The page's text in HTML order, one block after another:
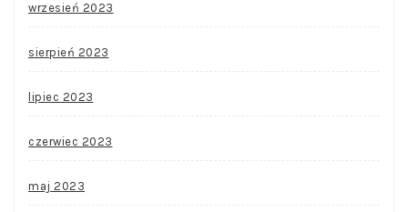
wrzesień 2023
sierpień 2023
lipiec 2023
czerwiec 2023
maj 2023